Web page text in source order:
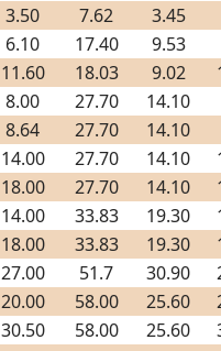
3.50 7.62
3.45
6.10 17.40
9.53
11.60 18.03 9.02
8.00 27.70
14.10
8.64 27.70
14.10
14.00 27.70 14.10
18.00 27.70 14.10
14.00 33.83 19.30
18.00 33.83 19.30
27.00 51.7 30.90
20.00 58.00 25.60
30.50 58.00 25.60